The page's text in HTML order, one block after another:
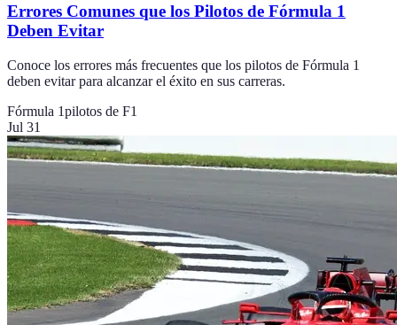
Errores Comunes que los Pilotos de Fórmula 1
Deben Evitar
Conoce los errores más frecuentes que los pilotos de Fórmula 1
deben evitar para alcanzar el éxito en sus carreras.
Fórmula 1pilotos de F1
Jul 31